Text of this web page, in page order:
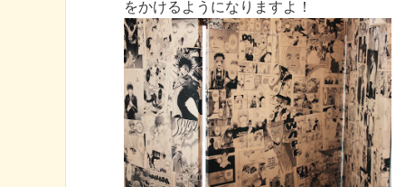
をかけるようになりますよ！